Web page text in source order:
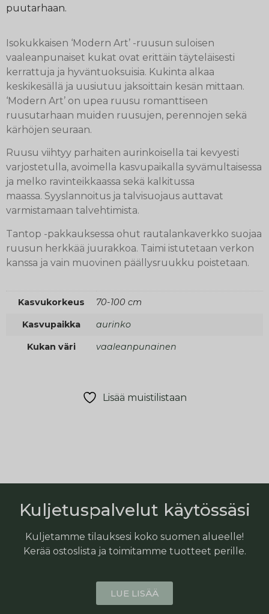
puutarhaan.
Isokukkaisen ‘Modern Art’ -ruusun suloisen
vaaleanpunaiset kukat ovat erittäin täyteläisesti
kerrattuja ja hyväntuoksuisia. Kukinta alkaa
keskikesällä ja uusiutuu jaksoittain kesän mittaan.
‘Modern Art’ on upea ruusu romanttiseen
ruusutarhaan muiden ruusujen, perennojen sekä
kärhöjen seuraan.
Ruusu viihtyy parhaiten aurinkoisella tai kevyesti
varjostetulla, avoimella kasvupaikalla syvämultaisessa
ja melko ravinteikkaassa sekä kalkitussa
maassa. Syyslannoitus ja talvisuojaus auttavat
varmistamaan talvehtimista.
Tantop -pakkauksessa ohut rautalankaverkko suojaa
ruusun herkkää juurakkoa. Taimi istutetaan verkon
kanssa ja vain muovinen päällysruukku poistetaan.
Kasvukorkeus 70-100 cm
Kasvupaikka aurinko
Kukan väri vaaleanpunainen
Lisää muistilistaan
Kuljetuspalvelut käytössäsi
Kuljetamme tilauksesi koko suomen alueelle!
Kerää ostoslista ja toimitamme tuotteet perille.
LUE LISÄÄ